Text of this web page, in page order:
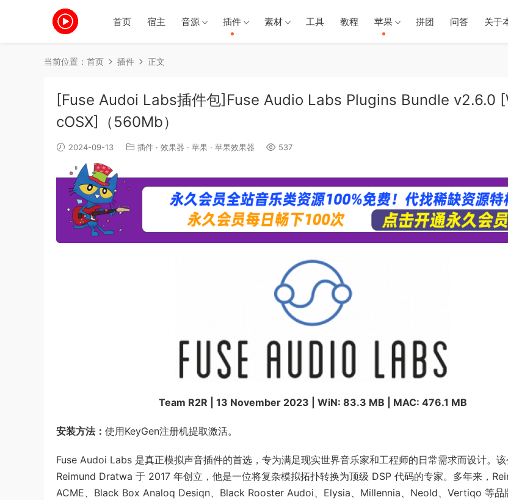
首页 宿主 音源 插件 素材 工具 教程 苹果 拼团 问答 关于
当前位置： 首页 插件 正文
[Fuse Audoi Labs插件包]Fuse Audio Labs Plugins Bundle v2.6.0
cOSX]（560Mb）
2024-09-13 插件 · 效果器 · 苹果 · 苹果效果器 537
Team R2R | 13 November 2023 | WiN: 83.3 MB | MAC: 476.1 MB
安装方法： 使用KeyGen注册机提取激活。
Fuse Audoi Labs 是真正模拟声音插件的首选，专为满足现实世界音乐家和工程师的日常需求而设计。
Reimund Dratwa 于 2017 年创立，他是一位将复杂模拟拓扑转换为顶级 DSP 代码的专家。多年来，
ACME、Black Box Analoq Desiqn、Black Rooster Audoi、Elysia、Millennia、Neold、Vertiqo 等品